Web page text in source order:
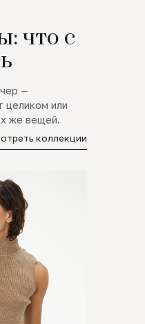
что с
—
целиком или
же вещей.
коллекции